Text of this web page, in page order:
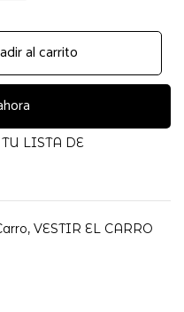
al carrito
LISTA DE
, VESTIR EL CARRO